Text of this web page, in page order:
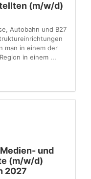
(m/w/d)
Autobahn und B27
man in einem der
in einem ...
und
(m/w/d)
2027